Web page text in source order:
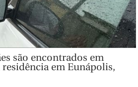
são encontrados em
em Eunápolis,